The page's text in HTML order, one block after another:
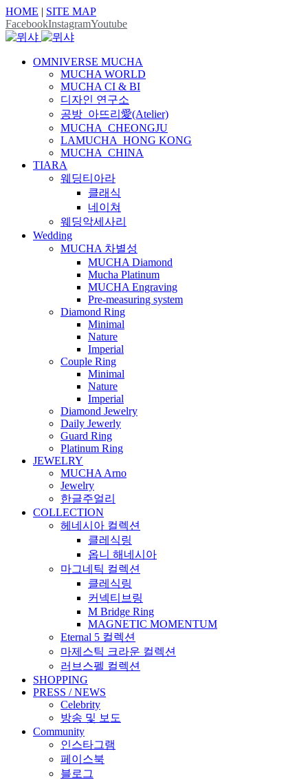
HOME | SITE MAP
FacebookInstagramYoutube
OMNIVERSE MUCHA
MUCHA WORLD
MUCHA CI & BI
디자인 연구소
공방_아뜨리愛(Atelier)
MUCHA_CHEONGJU
LAMUCHA_HONG KONG
MUCHA_CHINA
TIARA
웨딩티아라
클래식
네이쳐
웨딩악세사리
Wedding
MUCHA 차별성
MUCHA Diamond
Mucha Platinum
MUCHA Engraving
Pre-measuring system
Diamond Ring
Minimal
Nature
Imperial
Couple Ring
Minimal
Nature
Imperial
Diamond Jewelry
Daily Jewerly
Guard Ring
Platinum Ring
JEWELRY
MUCHA Arno
Jewelry
한글주얼리
COLLECTION
헤네시아 컬렉션
클레식링
옵니 해네시아
마그네틱 컬렉션
클레식링
커넥티브링
M Bridge Ring
MAGNETIC MOMENTUM
Eternal 5 컬렉션
마제스틱 크라운 컬렉션
러브스펠 컬렉션
SHOPPING
PRESS / NEWS
Celebrity
방송 및 보도
Community
인스타그램
페이스북
블로그